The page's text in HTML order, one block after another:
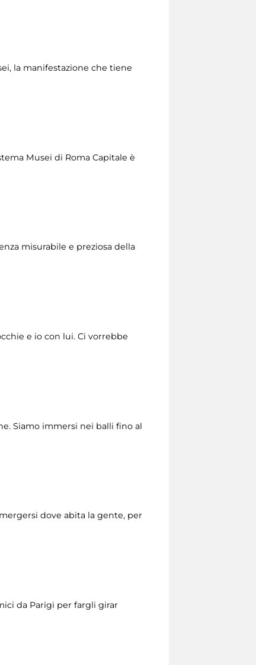
la manifestazione che tiene
Musei di Roma Capitale è
misurabile e preziosa della
e io con lui. Ci vorrebbe
Siamo immersi nei balli fino al
dove abita la gente, per
da Parigi per fargli girar